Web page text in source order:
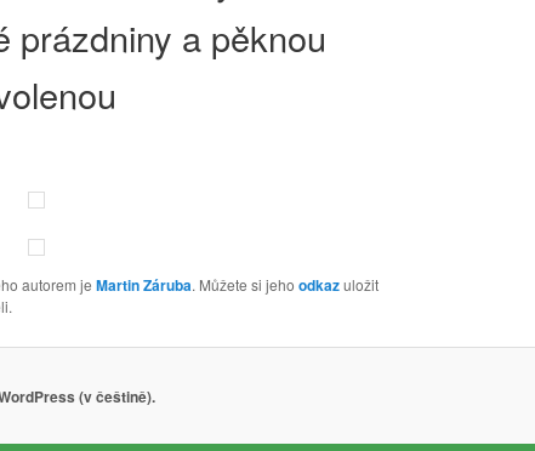
prázdniny a pěknou
autorem je Martin Záruba. Můžete si jeho odkazuložit
(v češtině).